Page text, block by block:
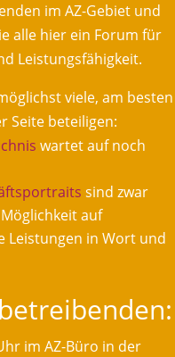
im AZ-Gebiet und
alle hier ein Forum für
Leistungsfähigkeit.
viele, am besten
Seite beteiligen:
wartet auf noch
sind zwar
auf
Leistungen in Wort und
im AZ-Büro in der